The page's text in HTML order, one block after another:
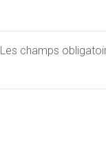
Les champs